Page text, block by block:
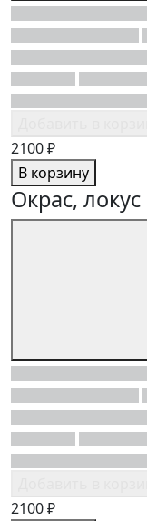
2100 ₽
В корзину
Окрас,
2100 ₽